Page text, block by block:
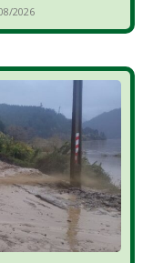
2026